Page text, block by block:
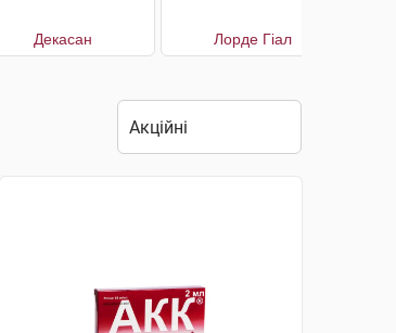
Декасан Лорде Гіал